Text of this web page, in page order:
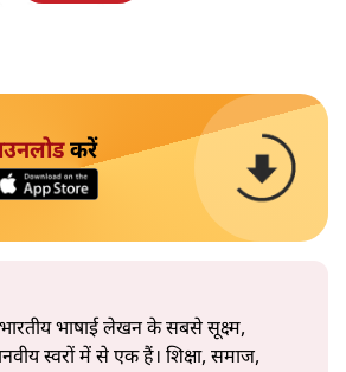
भरी।
करें
भाषाई लेखन के सबसे सूक्ष्म,
स्वरों में से एक हैं। शिक्षा, समाज,